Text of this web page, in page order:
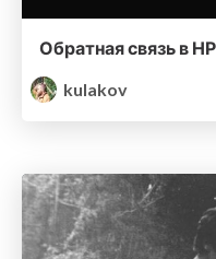
kulakov